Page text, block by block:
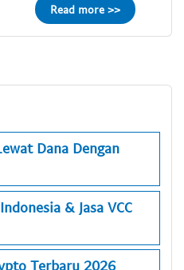
Read more >>
Dana Dengan
& Jasa VCC
Terbaru 2026